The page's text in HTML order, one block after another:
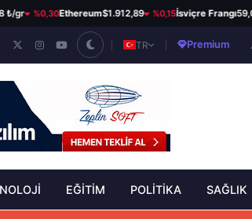
%0,30Ethereum$1.912,89 %0,15 İsviçre Frangı59,04 ₺
TR Premium
EĞİTİM POLİTİKA SAĞLIK